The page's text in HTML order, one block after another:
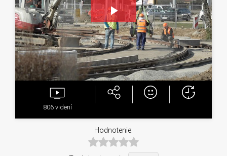
Play
Video
806videní
Hodnotenie: